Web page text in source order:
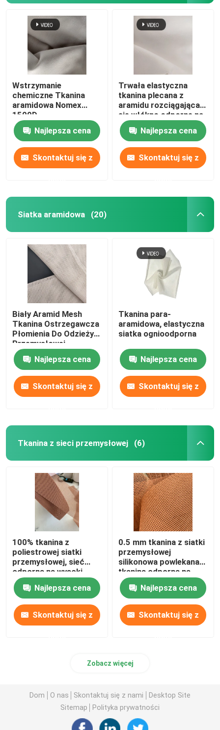
Wstrzymanie
chemiczne Tkanina
aramidowa Nomex
1500D
Najlepsza cena
Skontaktuj się z
Trwała elastyczna
tkanina plecana z
aramidu rozciągająca
się włókno odporne na
ścieranie
Najlepsza cena
Skontaktuj się z
Siatka aramidowa (20)
Biały Aramid Mesh
Tkanina Ostrzegawcza
Płomienia Do Odzieży
Przemysłowej
Najlepsza cena
Skontaktuj się z
Tkanina para-
aramidowa, elastyczna
siatka ognioodporna
Najlepsza cena
Skontaktuj się z
Tkanina z sieci przemysłowej (6)
100% tkanina z
poliestrowej siatki
przemysłowej, sieć
odporna na wysoki
poziom ciepła dla węża
Najlepsza cena
Skontaktuj się z
0.5 mm tkanina z siatki
przemysłowej
silikonowa powlekana
tkanina odporna na
wysokie temperatury
Najlepsza cena
Skontaktuj się z
Zobacz więcej
Dom O nas Skontaktuj się z nami
Desktop Site
Sitemap
Polityka prywatności